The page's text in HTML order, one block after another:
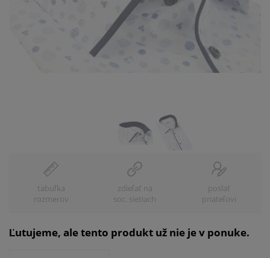
tabuľka
rozmerov
zdieľať na
soc. sietiach
poslať
priateľovi
Ľutujeme, ale tento produkt už nie je v ponuke.